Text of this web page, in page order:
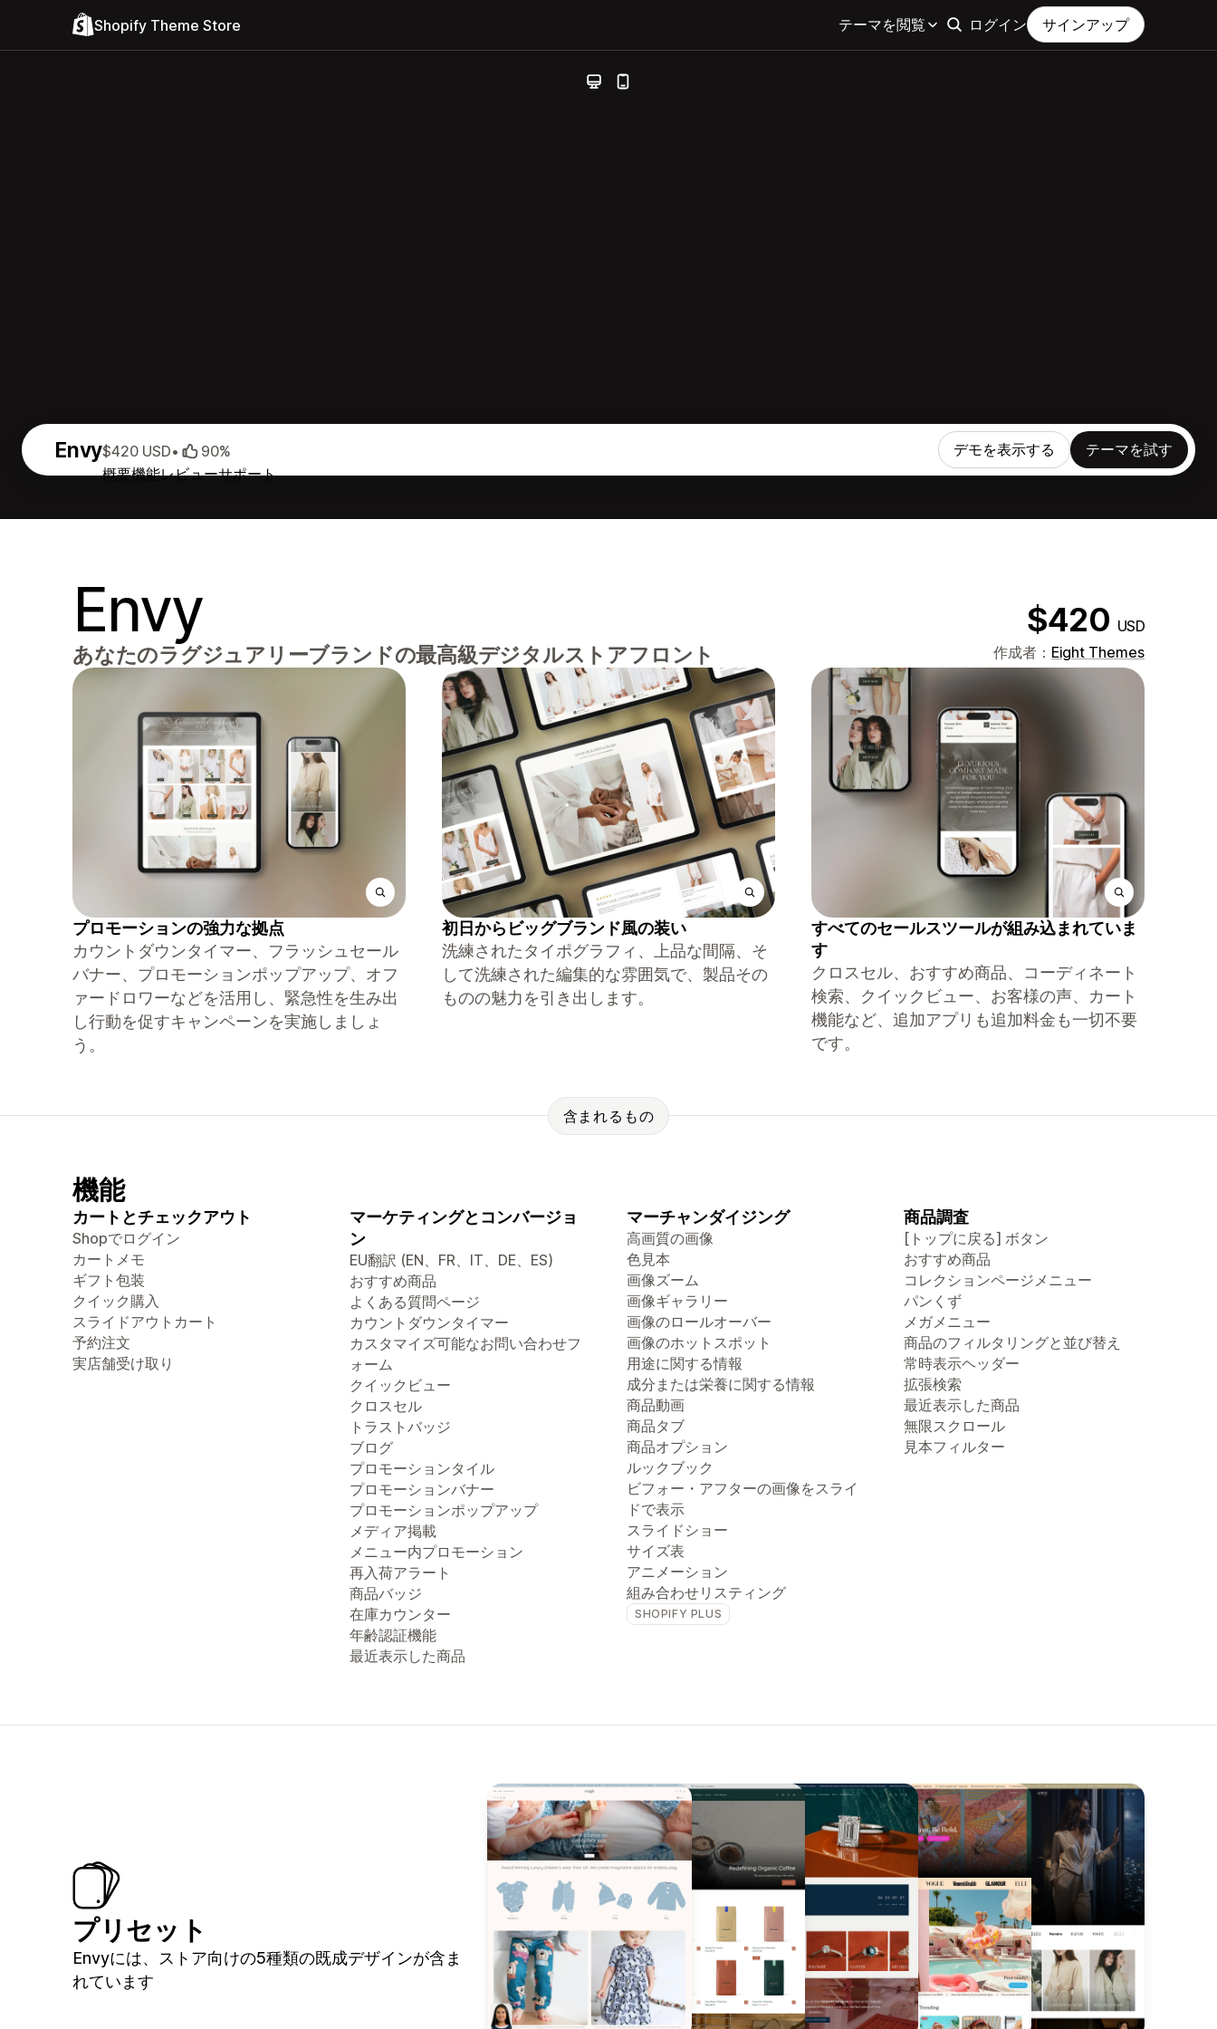
Shopify Theme Store テーマを閲覧 ログイン サインアップ
Envy
概要機能レビューサポート
$420 USD• 90% デモを表示する テーマを試す
Envy $420 USD
あなたのラグジュアリーブランドの最高級デジタルストアフロント 作成者： Eight Themes
プロモーションの強力な拠点
カウントダウンタイマー、フラッシュセール
バナー、プロモーションポップアップ、オフ
ァードロワーなどを活用し、緊急性を生み出
し行動を促すキャンペーンを実施しましょ
う。
初日からビッグブランド風の装い
洗練されたタイポグラフィ、上品な間隔、そ
して洗練された編集的な雰囲気で、製品その
ものの魅力を引き出します。
すべてのセールスツールが組み込まれていま
す
クロスセル、おすすめ商品、コーディネート
検索、クイックビュー、お客様の声、カート
機能など、追加アプリも追加料金も一切不要
です。
含まれるもの
機能
カートとチェックアウト
Shopでログイン
カートメモ
ギフト包装
クイック購入
スライドアウトカート
予約注文
実店舗受け取り
マーケティングとコンバージョ
ン
EU翻訳 (EN、FR、IT、DE、ES)
おすすめ商品
よくある質問ページ
カウントダウンタイマー
カスタマイズ可能なお問い合わせフ
ォーム
クイックビュー
クロスセル
トラストバッジ
ブログ
プロモーションタイル
プロモーションバナー
プロモーションポップアップ
メディア掲載
メニュー内プロモーション
再入荷アラート
商品バッジ
在庫カウンター
年齢認証機能
最近表示した商品
マーチャンダイジング
高画質の画像
色見本
画像ズーム
画像ギャラリー
画像のロールオーバー
画像のホットスポット
用途に関する情報
成分または栄養に関する情報
商品動画
商品タブ
商品オプション
ルックブック
ビフォー・アフターの画像をスライ
ドで表示
スライドショー
サイズ表
アニメーション
組み合わせリスティング
SHOPIFY PLUS
商品調査
[トップに戻る] ボタン
おすすめ商品
コレクションページメニュー
パンくず
メガメニュー
商品のフィルタリングと並び替え
常時表示ヘッダー
拡張検索
最近表示した商品
無限スクロール
見本フィルター
プリセット
Envyには、ストア向けの5種類の既成デザインが含ま
れています